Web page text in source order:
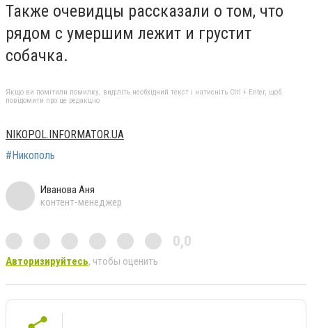
Также очевидцы рассказали о том, что
рядом с умершим лежит и грустит
собачка.
Якщо ви помітили помилку, виділіть необхідний текст і натисніть Ctrl + Enter, щоб
повідомити про це редакцію
NIKOPOL.INFORMATOR.UA
#Никополь
Иванова Аня
контент-менеджер
0,0
Авторизируйтесь, чтобы оценить